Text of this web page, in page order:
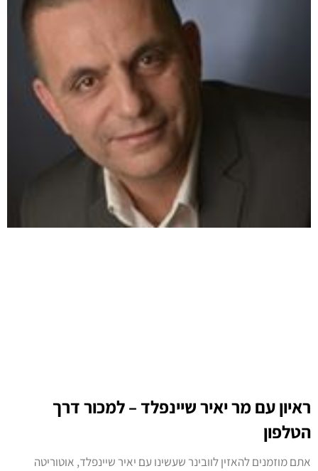
ראיון עם מר יאיר שיינפלד – למכור דרך
הטלפון
אתם מוזמנים להאזין לוובינר שעשינו עם יאיר שיינפלד, אוטוריטה